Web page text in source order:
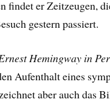
findet er Zeitzeugen,
gestern passiert.
Hemingway in
Aufenthalt eines
aber auch das